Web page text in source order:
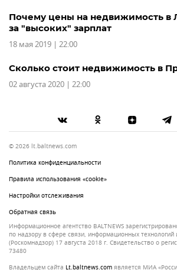
Почему цены на недвижимость в
за "высоких" зарплат
18 мая 2019 | 22:00
Сколько стоит недвижимость в
02 августа 2020 | 22:00
© 2026 lt.baltnews.com
Политика конфиденциальности
Правила использования «cookie»
Настройки отслеживания
Обратная связь
Информационное агентство BALTNEWS
по надзору в сфере связи, информационных
(Роскомнадзор) 17 августа 2018 г. Свидетельство о
73480
Владельцем сайта lt.baltnews.com является МИА